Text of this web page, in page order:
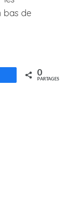
bas de
Partagez 0
PARTAGES